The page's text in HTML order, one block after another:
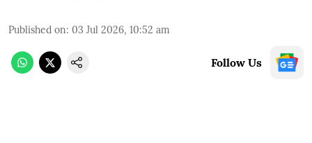
Published on: 03 Jul 2026, 10:52 am
Follow Us